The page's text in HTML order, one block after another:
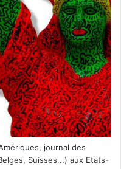
journal des
Suisses...) aux Etats-